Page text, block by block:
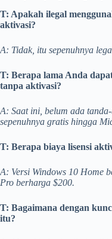
T: Apakah ilegal
aktivasi?
A: Tidak, itu sepenuhnya
T: Berapa lama Anda
tanpa aktivasi?
A: Saat ini, belum ada
sepenuhnya gratis hingga
T: Berapa biaya lisensi
A: Versi Windows 10 Home
Pro berharga $200.
T: Bagaimana dengan
itu?